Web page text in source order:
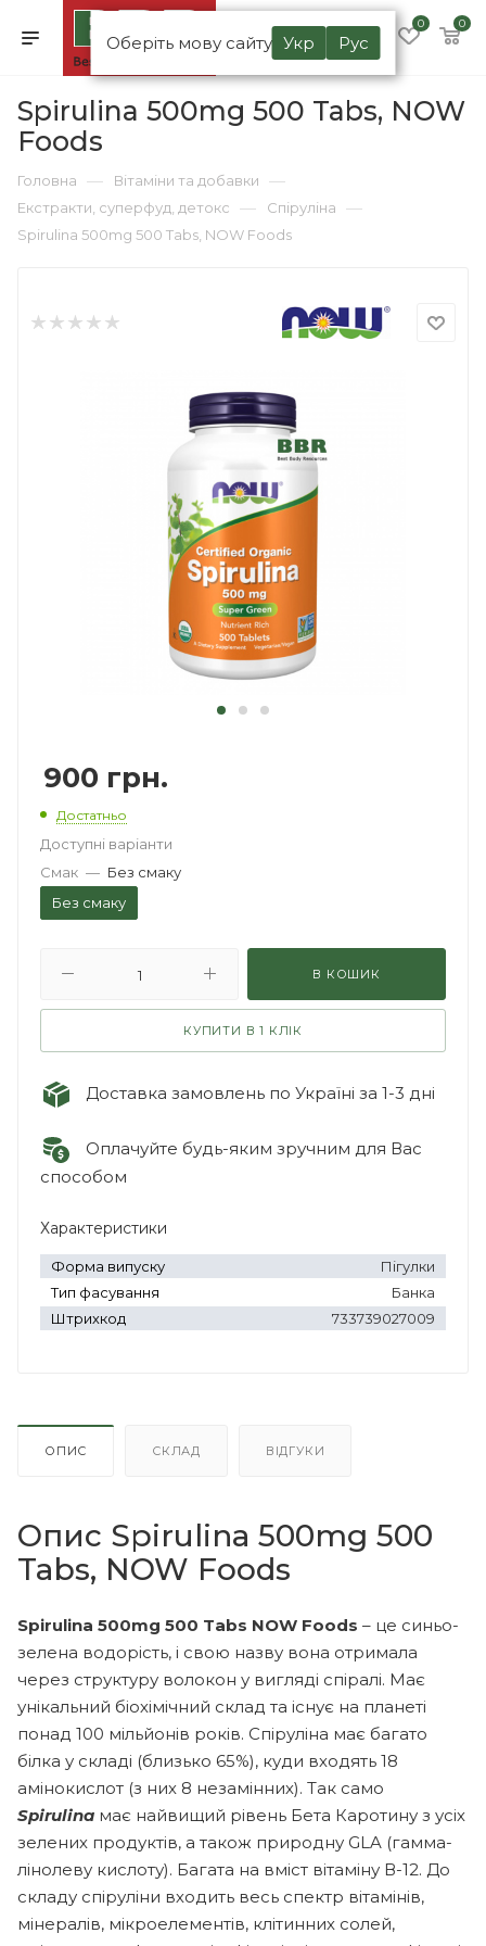
Оберіть мову сайту Укр Рус
0 0
Spirulina 500mg 500 Tabs, NOW
Foods
Головна — Вітаміни та добавки —
Екстракти, суперфуд, детокс — Спіруліна —
Spirulina 500mg 500 Tabs, NOW Foods
900 грн.
Достатньо
Доступні варіанти
Смак — Без смаку
Без смаку
В КОШИК
КУПИТИ В 1 КЛІК
Доставка замовлень по Україні за 1-3 дні
Оплачуйте будь-яким зручним для Вас
способом
Характеристики
Форма випуску
Пігулки
Тип фасування
Банка
Штрихкод
733739027009
ОПИС СКЛАД ВІДГУКИ
Опис Spirulina 500mg 500
Tabs, NOW Foods
Spirulina 500mg 500 Tabs NOW Foods – це синьо-
зелена водорість, і свою назву вона отримала
через структуру волокон у вигляді спіралі. Має
унікальний біохімічний склад та існує на планеті
понад 100 мільйонів років. Спіруліна має багато
білка у складі (близько 65%), куди входять 18
амінокислот (з них 8 незамінних). Так само
Spirulina має найвищий рівень Бета Каротину з усіх
зелених продуктів, а також природну GLA (гамма-
лінолеву кислоту). Багата на вміст вітаміну В-12. До
складу спіруліни входить весь спектр вітамінів,
мінералів, мікроелементів, клітинних солей,